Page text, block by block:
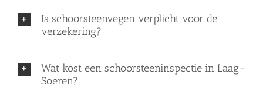
Is schoorsteenvegen verplicht voor de
verzekering?
Wat kost een schoorsteeninspectie in Laag-
Soeren?